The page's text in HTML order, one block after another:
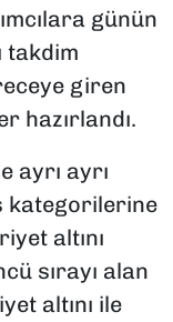
günün
takdim
giren
hazırlandı.
ayrı ayrı
kategorilerine
altını
sırayı alan
altını ile